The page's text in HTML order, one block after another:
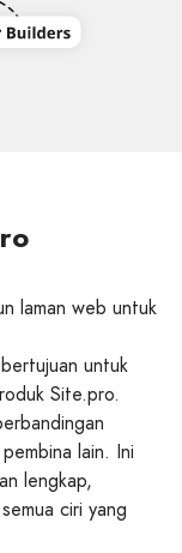
laman web untuk
untuk
Site.pro.
lain. Ini
lengkap,
ciri yang